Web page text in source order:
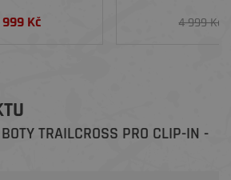
Kč 4 999 Kč
TRAILCROSS PRO CLIP-IN -